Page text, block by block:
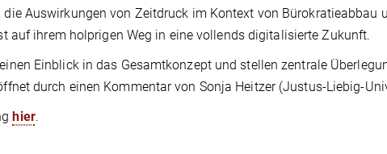
die Auswirkungen von Zeitdruck im Kontext von Bürokratieabbau
auf ihrem holprigen Weg in eine vollends digitalisierte Zukunft.
Einblick in das Gesamtkonzept und stellen zentrale
durch einen Kommentar von Sonja Heitzer (Justus-Liebig-
hier.